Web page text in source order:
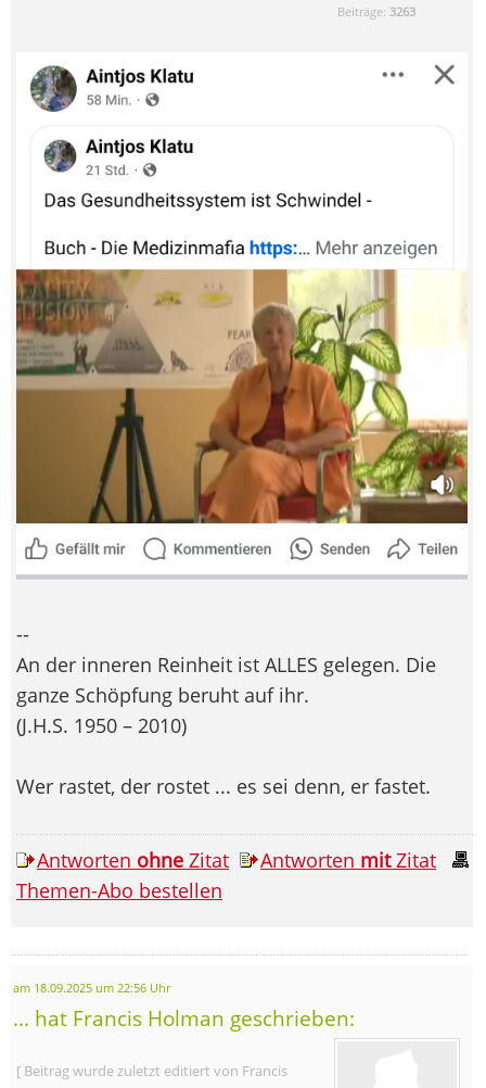
Beiträge: 3263
--
An der inneren Reinheit ist ALLES gelegen. Die
ganze Schöpfung beruht auf ihr.
(J.H.S. 1950 – 2010)
Wer rastet, der rostet ... es sei denn, er fastet.
Antworten ohne Zitat Antworten mitZitat
Themen-Abo bestellen
am 18.09.2025 um 22:56 Uhr
... hat Francis Holman geschrieben:
[ Beitrag wurde zuletzt editiert von Francis